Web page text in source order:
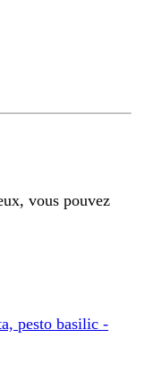
vous pouvez
pesto basilic -